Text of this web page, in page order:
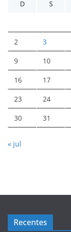
D
S
2 3
9 10
16 17
23 24
30 31
« jul
Recentes